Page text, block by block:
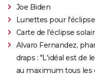
Joe Biden
Lunettes pour l'éclipse
Carte de l'éclipse
Alvaro Fernandez,
draps : "L'idéal est de
au maximum tous les